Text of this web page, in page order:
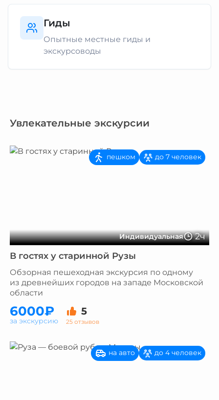
Гиды
Опытные местные гиды и
экскурсоводы
Увлекательные экскурсии
Индивидуальная 2ч
пешком до 7 человек
В гостях у старинной Рузы
Обзорная пешеходная экскурсия по одному
из древнейших городов на западе Московской
области
6000₽ 5
25 отзывов
за экскурсию
на авто до 4 человек